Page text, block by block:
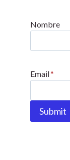
C
n
a
U
Nombre
Email*
Submit